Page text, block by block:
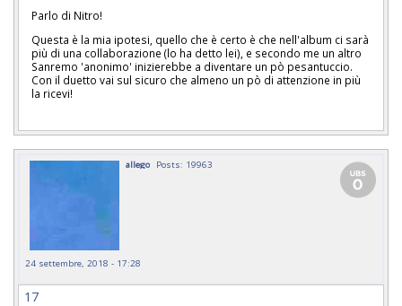
Parlo di Nitro!
Questa è la mia ipotesi, quello che è certo è che nell'album ci sarà
più di una collaborazione (lo ha detto lei), e secondo me un altro
Sanremo 'anonimo' inizierebbe a diventare un pò pesantuccio.
Con il duetto vai sul sicuro che almeno un pò di attenzione in più
la ricevi!
allego Posts: 19963
24 settembre, 2018 - 17:28
17